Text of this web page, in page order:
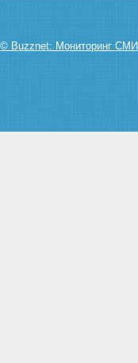
© Buzznet: Мониторинг СМИ